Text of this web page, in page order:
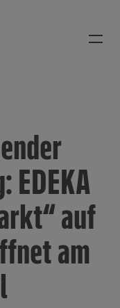
EDEKA
auf
am